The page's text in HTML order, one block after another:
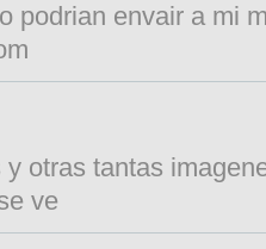
podrian envair a mi
otras tantas
ve